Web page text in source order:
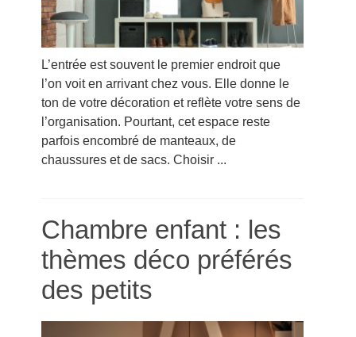
L’entrée est souvent le premier endroit que
l’on voit en arrivant chez vous. Elle donne le
ton de votre décoration et reflète votre sens de
l’organisation. Pourtant, cet espace reste
parfois encombré de manteaux, de
chaussures et de sacs. Choisir ...
Chambre enfant : les
thèmes déco préférés
des petits